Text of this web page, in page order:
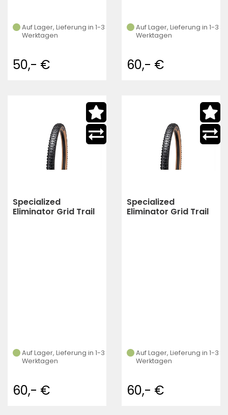
Auf Lager, Lieferung in 1-3
Werktagen
50,- €
Auf Lager, Lieferung in 1-3
Werktagen
60,- €
Specialized
Eliminator Grid Trail
Auf Lager, Lieferung in 1-3
Werktagen
60,- €
Specialized
Eliminator Grid Trail
Auf Lager, Lieferung in 1-3
Werktagen
60,- €